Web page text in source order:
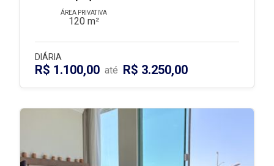
ÁREA PRIVATIVA
120 m²
DIÁRIA
R$ 1.100,00 até R$ 3.250,00